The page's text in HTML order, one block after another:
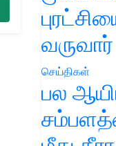
வருவார்
செய்திகள்
பல